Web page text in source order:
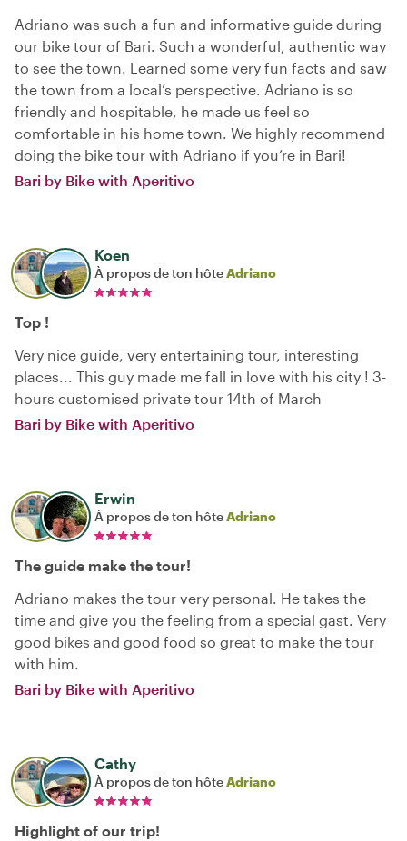
Adriano was such a fun and informative guide during
our bike tour of Bari. Such a wonderful, authentic way
to see the town. Learned some very fun facts and saw
the town from a local’s perspective. Adriano is so
friendly and hospitable, he made us feel so
comfortable in his home town. We highly recommend
doing the bike tour with Adriano if you’re in Bari!
Bari by Bike with Aperitivo
Koen
À propos de ton hôteAdriano
Top !
Very nice guide, very entertaining tour, interesting
places... This guy made me fall in love with his city ! 3-
hours customised private tour 14th of March
Bari by Bike with Aperitivo
Erwin
À propos de ton hôteAdriano
The guide make the tour!
Adriano makes the tour very personal. He takes the
time and give you the feeling from a special gast. Very
good bikes and good food so great to make the tour
with him.
Bari by Bike with Aperitivo
Cathy
À propos de ton hôteAdriano
Highlight of our trip!